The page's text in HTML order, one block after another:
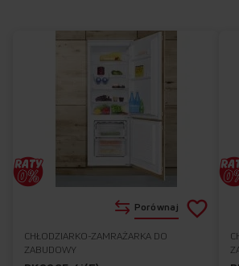
CHŁODZIARKO-ZAMRAŻARKA DO
ZABUDOWY
Porównaj Dodaj